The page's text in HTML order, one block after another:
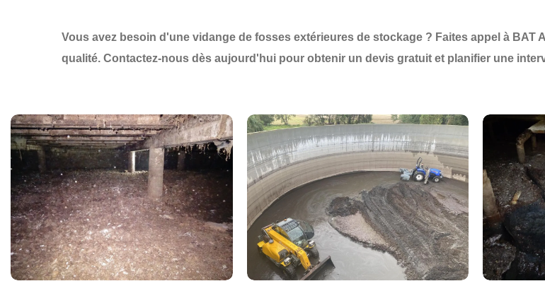
Vous avez besoin d'une vidange de fosses extérieures de stockage ? Faites appel à BAT
qualité. Contactez-nous dès aujourd'hui pour obtenir un devis gratuit et planifier une